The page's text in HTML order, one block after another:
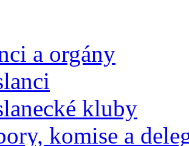
a orgány
kluby
komise a